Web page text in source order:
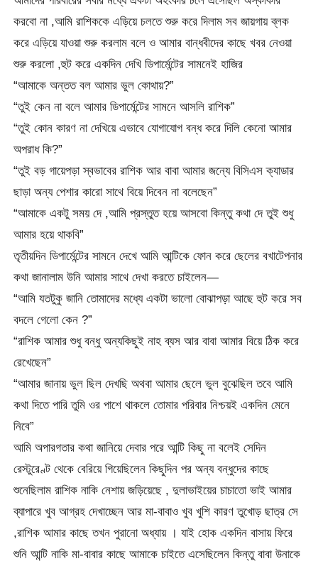
করবো না ,আমি রাশিককে এড়িয়ে চলতে শুরু করে দিলাম সব জায়গায় ব্লক
করে এড়িয়ে যাওয়া শুরু করলাম বলে ও আমার বান্ধবীদের কাছে খবর নেওয়া
শুরু করলো ,হুট করে একদিন দেখি ডিপার্মেন্টের সামনেই হাজির
“আমাকে অন্তত বল আমার ভুল কোথায়?”
“তুই কেন না বলে আমার ডিপার্মেন্টের সামনে আসলি রাশিক”
“তুই কোন কারণ না দেখিয়ে এভাবে যোগাযোগ বন্ধ করে দিলি কেনো আমার
অপরাধ কি?”
“তুই বড় গায়েপড়া স্বভাবের রাশিক আর বাবা আমার জন্যে বিসিএস ক্যাডার
ছাড়া অন্য পেশার কারো সাথে বিয়ে দিবেন না বলেছেন”
“আমাকে একটু সময় দে ,আমি প্রস্তুত হয়ে আসবো কিন্তু কথা দে তুই শুধু
আমার হয়ে থাকবি”
তৃতীয়দিন ডিপার্মেন্টের সামনে দেখে আমি আন্টিকে ফোন করে ছেলের বখাটেপনার
কথা জানালাম উনি আমার সাথে দেখা করতে চাইলেন—
“আমি যতটুকু জানি তোমাদের মধ্যে একটা ভালো বোঝাপড়া আছে হুট করে সব
বদলে গেলো কেন ?”
“রাশিক আমার শুধু বন্ধু অন্যকিছুই নাহ ব্যস আর বাবা আমার বিয়ে ঠিক করে
রেখেছেন”
“আমার জানায় ভুল ছিল দেখছি অথবা আমার ছেলে ভুল বুঝেছিল তবে আমি
কথা দিতে পারি তুমি ওর পাশে থাকলে তোমার পরিবার নিশ্চয়ই একদিন মেনে
নিবে”
আমি অপারগতার কথা জানিয়ে দেবার পরে আন্টি কিছু না বলেই সেদিন
রেস্টুরেণ্ট থেকে বেরিয়ে গিয়েছিলেন কিছুদিন পর অন্য বন্ধুদের কাছে
শুনেছিলাম রাশিক নাকি নেশায় জড়িয়েছে , দুলাভাইয়ের চাচাতো ভাই আমার
ব্যাপারে খুব আগ্রহ দেখাচ্ছেন আর মা-বাবাও খুব খুশি কারণ তুখোড় ছাত্র সে
,রাশিক আমার কাছে তখন পুরানো অধ্যায় । যাই হোক একদিন বাসায় ফিরে
শুনি আন্টি নাকি মা-বাবার কাছে আমাকে চাইতে এসেছিলেন কিন্তু বাবা উনাকে